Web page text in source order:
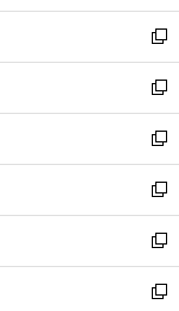
開
く
新
し
い
ウ
ィ
ン
ド
ウ
で
開
く
新
し
い
ウ
ィ
ン
ド
ウ
で
新
し
い
ウ
ィ
ン
ド
新
し
い
ウ
ィ
新
し
い
新